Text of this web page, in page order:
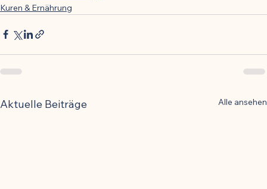
Kuren & Ernährung
Aktuelle Beiträge Alle ansehen